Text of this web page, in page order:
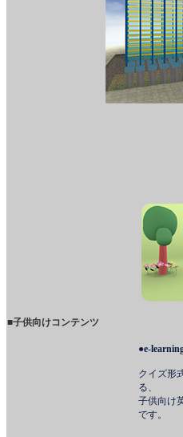
●e-
クイズ形
る、
子供向け
です。
■子供向けコンテンツ